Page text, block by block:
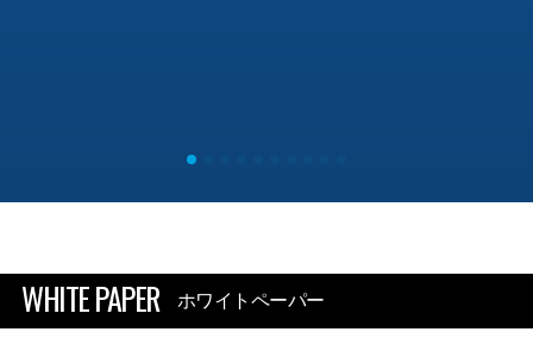
WHITE PAPER ホワイトペーパー